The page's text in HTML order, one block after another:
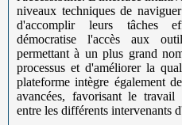
niveaux techniques de
d'accomplir leurs tâches
démocratise l'accès aux
permettant à un plus grand
processus et d'améliorer la
plateforme intègre également
avancées, favorisant le
entre les différents intervenants